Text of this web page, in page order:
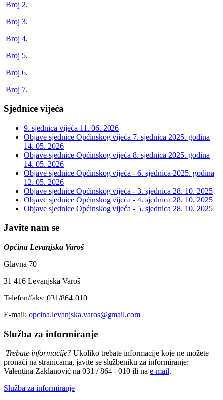
Broj 2.
Broj 3.
Broj 4.
Broj 5.
Broj 6.
Broj 7.
Sjednice vijeća
9. sjednica vijeća 11. 06. 2026
Objave sjednice Općinskog vijeća 7. sjednica 2025. godina
14. 05. 2026
Objave sjednice Općinskog vijeća 8. sjednica 2025. godina
14. 05. 2026
Objave sjednice Općinskog vijeća - 6. sjednica 2025. godina
12. 05. 2026
Objave sjednice Općinskog vijeća - 3. sjednica 28. 10. 2025
Objave sjednice Općinskog vijeća - 4. sjednica 28. 10. 2025
Objave sjednice Općinskog vijeća - 5. sjednica 28. 10. 2025
Javite nam se
Općina Levanjska Varoš
Glavna 70
31 416 Levanjska Varoš
Telefon/faks: 031/864-010
E-mail: opcina.levanjska.varos@gmail.com
Služba za informiranje
Trebate informacije? Ukoliko trebate informacije koje ne možete
pronaći na stranicama, javite se službeniku za informiranje:
Valentina Zaklanović na 031 / 864 - 010 ili na e-mail.
Služba za informiranje